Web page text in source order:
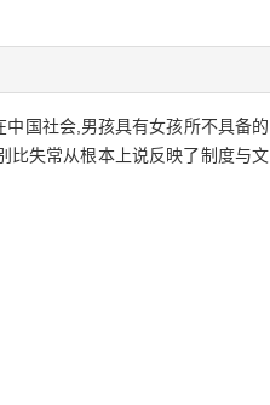
国社会,男孩具有女孩所不具备的
比失常从根本上说反映了制度与文